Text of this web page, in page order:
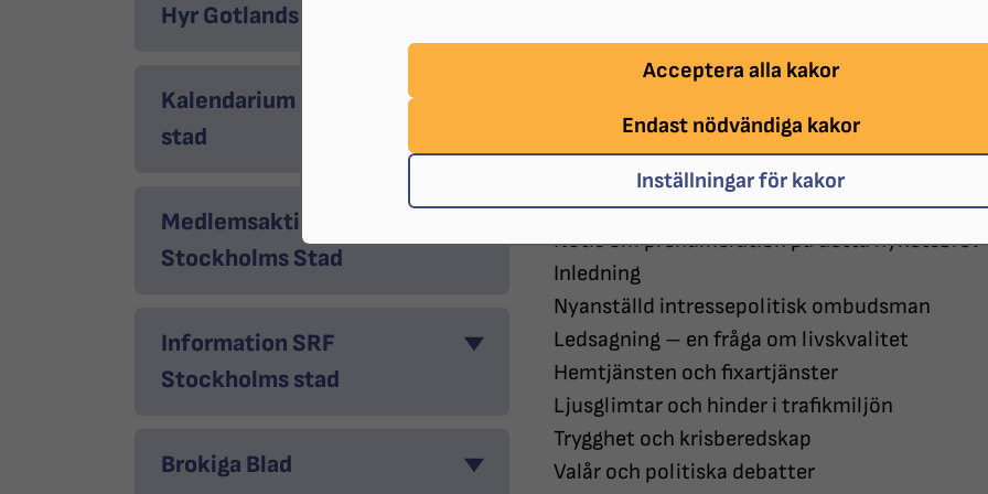
Acceptera alla kakor
Endast nödvändiga kakor
Inställningar för kakor
Hyr Gotlandssalen
Kalendarium SRF Stockholms
stad
Medlemsaktiviteter SRF
Stockholms Stad
Information SRF
Stockholms stad
Brokiga Blad
Detta är ett nyhetsbrev från Synskadades
Innehållsrubriker:
Notis om prenumeration på detta nyhetsbrev
Inledning
Nyanställd intressepolitisk ombudsman
Ledsagning – en fråga om livskvalitet
Hemtjänsten och fixartjänster
Ljusglimtar och hinder i trafikmiljön
Trygghet och krisberedskap
Valår och politiska debatter